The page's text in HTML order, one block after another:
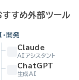
すすめ外部ツール
開発
Claude
AIアシスタント
ChatGPT
生成AI